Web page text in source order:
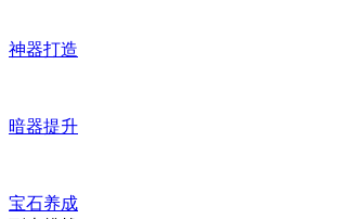
神器打造
暗器提升
宝石养成